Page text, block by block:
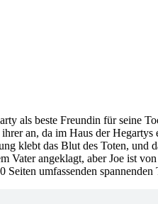
als beste Freundin für seine
an, da im Haus der
klebt das Blut des Toten,
angeklagt, aber Joe ist
Seiten umfassenden